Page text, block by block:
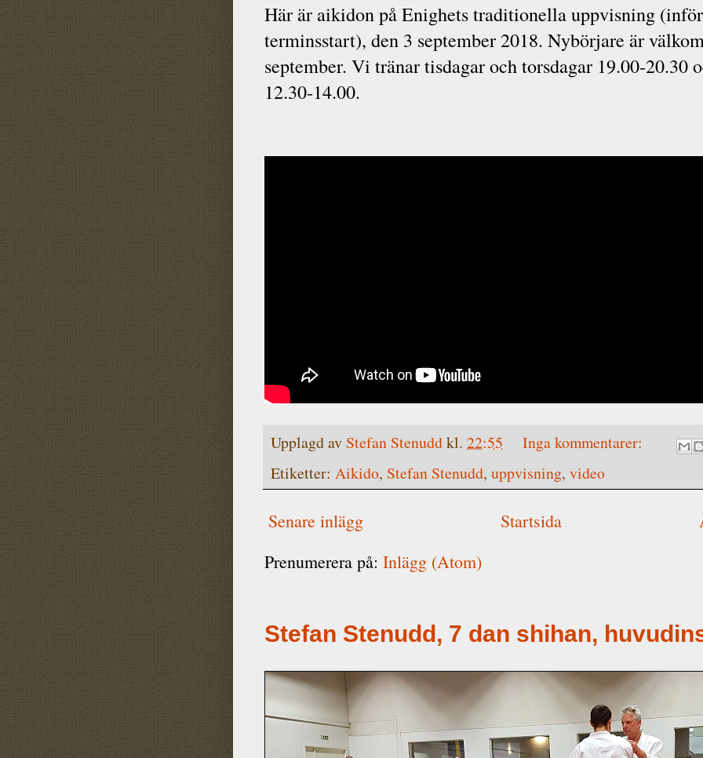
Här är aikidon på Enighets traditionella uppvisning
terminsstart), den 3 september 2018. Nybörjare är
september. Vi tränar tisdagar och torsdagar 19.00-20.30
12.30-14.00.
Upplagd av Stefan Stenuddkl. 22:55
Inga kommentarer:
Etiketter: Aikido, Stefan Stenudd, uppvisning, video
Senare inlägg
Startsida
Prenumerera på: Inlägg (Atom)
Stefan Stenudd, 7 dan shihan,